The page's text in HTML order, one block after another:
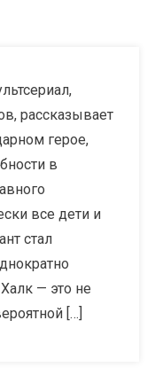
рассказывает
герое,
в
все дети и
стал
— это не
[…]